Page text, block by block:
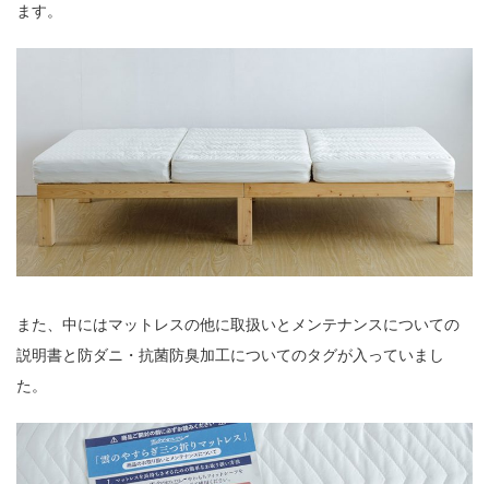
ます。
また、中にはマットレスの他に取扱いとメンテナンスについての
説明書と防ダニ・抗菌防臭加工についてのタグが入っていまし
た。